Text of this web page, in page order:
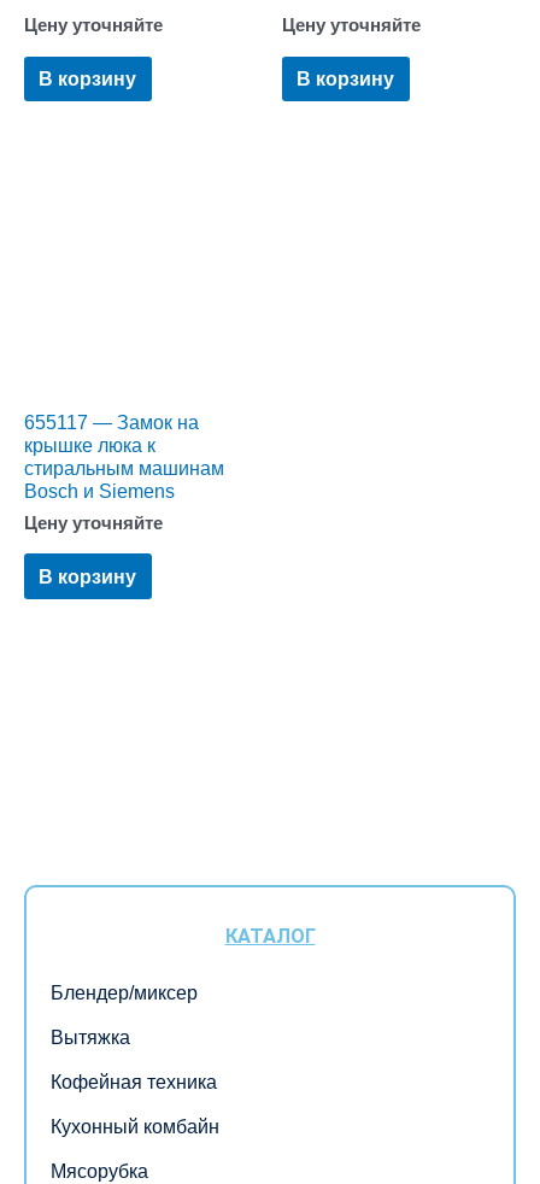
КАТАЛОГ
Блендер/миксер
Вытяжка
Кофейная техника
Кухонный комбайн
Мясорубка
Цену уточняйте
В корзину
Цену уточняйте
В корзину
655117 — Замок на
крышке люка к
стиральным машинам
Bosch и Siemens
Цену уточняйте
В корзину